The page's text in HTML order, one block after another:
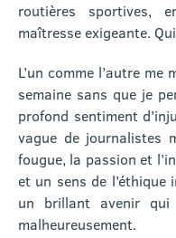
routières sportives,
maîtresse exigeante.
L’un comme l’autre
semaine sans que je
profond sentiment
vague de journalistes
fougue, la passion et
et un sens de
un brillant avenir qui
malheureusement.